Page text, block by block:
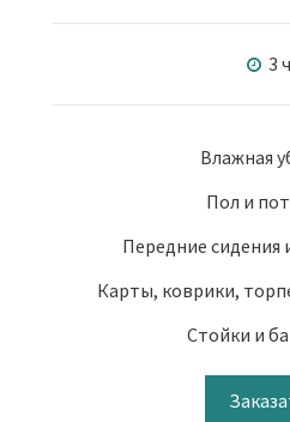
3 ч
Влажная
Пол и
Передние сидения
Карты, коврики,
Стойки и